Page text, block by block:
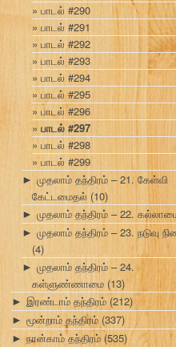
பாடல் #290
பாடல் #291
பாடல் #292
பாடல் #293
பாடல் #294
பாடல் #295
பாடல் #296
பாடல் #297
பாடல் #298
பாடல் #299
► முதலாம் தந்திரம் – 21. கேள்வி
கேட்டமைதல் (10)
► முதலாம் தந்திரம் – 22.
► முதலாம் தந்திரம் – 23. நடுவு
(4)
► முதலாம் தந்திரம் – 24.
கள்ளுண்ணாமை (13)
► இரண்டாம் தந்திரம் (212)
► மூன்றாம் தந்திரம் (337)
► நான்காம் தந்திரம் (535)